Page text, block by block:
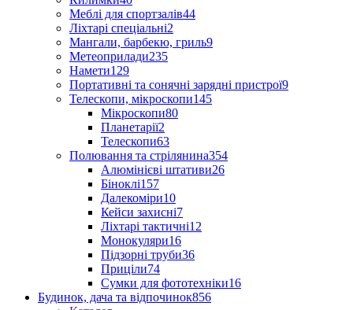
Меблі для спортзалів44
Ліхтарі спеціальні2
Мангали, барбекю, гриль9
Метеоприлади235
Намети129
Портативні та сонячні зарядні пристрої9
Телескопи, мікроскопи145
Мікроскопи80
Планетарії2
Телескопи63
Полювання та стрілянина354
Алюмінієві штативи26
Біноклі157
Далекоміри10
Кейси захисні7
Ліхтарі тактичні12
Монокуляри16
Підзорні труби36
Приціли74
Сумки для фототехніки16
Будинок, дача та відпочинок856